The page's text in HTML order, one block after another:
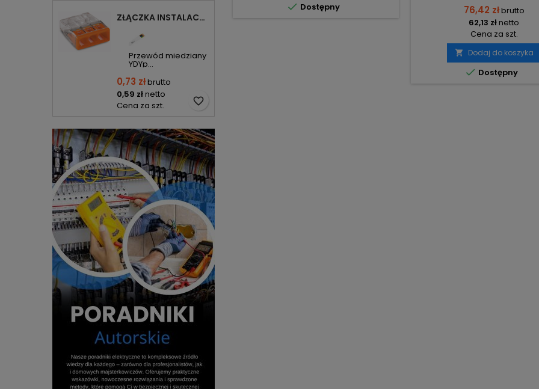
ZŁĄCZKA INSTALACYJNA 3X COMPACT POMARAŃCZOWA 2273-203 WAGO
Przewód miedziany
YDYp...
0,73 złbrutto
0,59 złnetto
Cena za szt.
favorite_border
 Dostępny 76,42 złbrutto
62,13 złnetto
Cena za szt.
 Dodaj do koszyka
 Dostępny